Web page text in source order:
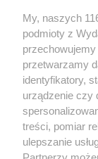
Praktycznie
i tylną, na
przezroczystej
samochodu jako
zbędnie pieniędzy.
My, naszych
podmioty z
przetwarzamy
identyfikatory,
urządzenie czy
treści, pomiar
ulepszanie